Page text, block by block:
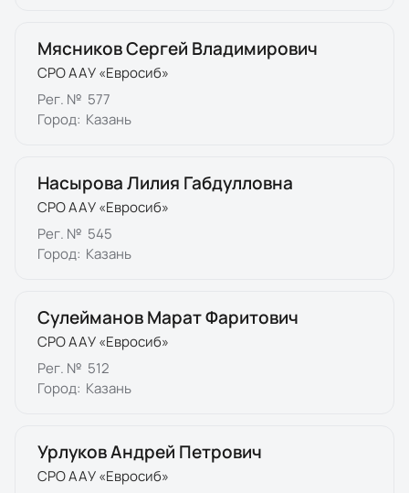
Мясников Сергей Владимирович
СРО ААУ «Евросиб»
Рег. № 577
Город: Казань
Насырова Лилия Габдулловна
СРО ААУ «Евросиб»
Рег. № 545
Город: Казань
Сулейманов Марат Фаритович
СРО ААУ «Евросиб»
Рег. № 512
Город: Казань
Урлуков Андрей Петрович
СРО ААУ «Евросиб»